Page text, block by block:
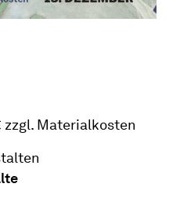
Materialkosten